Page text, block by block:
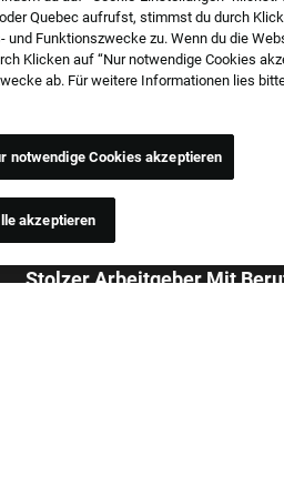
Stolzer Arbeitgeber Mit
Quebec aufrufst, stimmst du durch
Funktionszwecke zu. Wenn du die
Klicken auf “Nur notwendige Cookies
ab. Für weitere Informationen lies
notwendige Cookies akzeptieren
akzeptieren